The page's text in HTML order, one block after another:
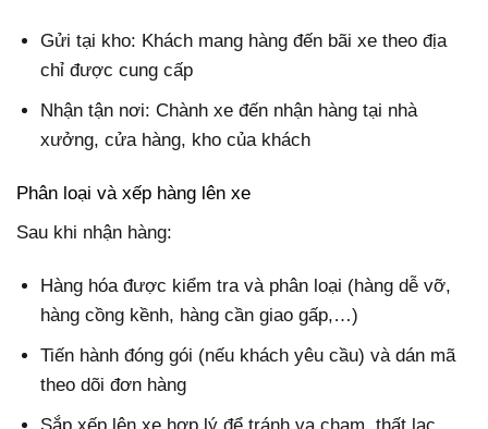
Gửi tại kho: Khách mang hàng đến bãi xe theo địa
chỉ được cung cấp
Nhận tận nơi: Chành xe đến nhận hàng tại nhà
xưởng, cửa hàng, kho của khách
Phân loại và xếp hàng lên xe
Sau khi nhận hàng:
Hàng hóa được kiểm tra và phân loại (hàng dễ vỡ,
hàng cồng kềnh, hàng cần giao gấp,…)
Tiến hành đóng gói (nếu khách yêu cầu) và dán mã
theo dõi đơn hàng